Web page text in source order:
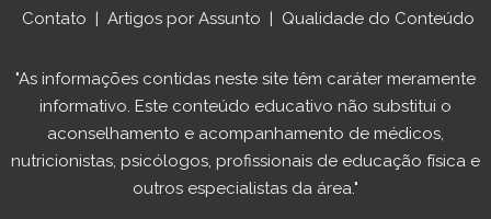
Contato
Artigos por Assunto Qualidade do Conteúdo
"As informações contidas neste site têm caráter meramente
informativo. Este conteúdo educativo não substitui o
aconselhamento e acompanhamento de médicos,
nutricionistas, psicólogos, profissionais de educação física e
outros especialistas da área."